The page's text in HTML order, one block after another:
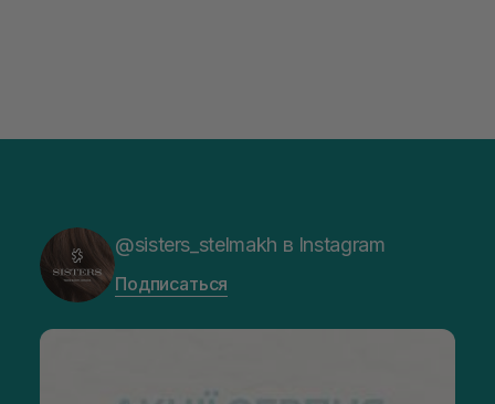
@sisters_stelmakh в Instagram
Подписаться